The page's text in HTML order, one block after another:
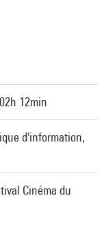
12min
d'information,
Cinéma du